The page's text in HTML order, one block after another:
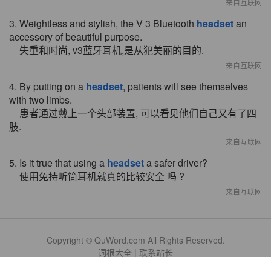
来自互联网
3. Weightless and stylish, the V 3 Bluetooth headsetan
accessory of beautiful purpose.
失重和时尚, v3蓝牙耳机,是从犯美丽的目的.
来自互联网
4. By putting on a headset, patients will see themselves
with two limbs.
患者通过戴上一个头部装置, 可以看见他们自己又有了四
肢.
来自互联网
5. Is it true that using a headseta safer driver?
使用免持听筒耳机就真的比较安全 吗 ?
来自互联网
Copyright © QuWord.com All Rights Reserved.
词根大全 | 联系站长